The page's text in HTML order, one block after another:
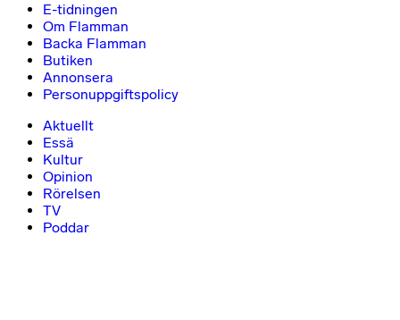
E-tidningen
Om Flamman
Backa Flamman
Butiken
Annonsera
Personuppgiftspolicy
Aktuellt
Essä
Kultur
Opinion
Rörelsen
TV
Poddar